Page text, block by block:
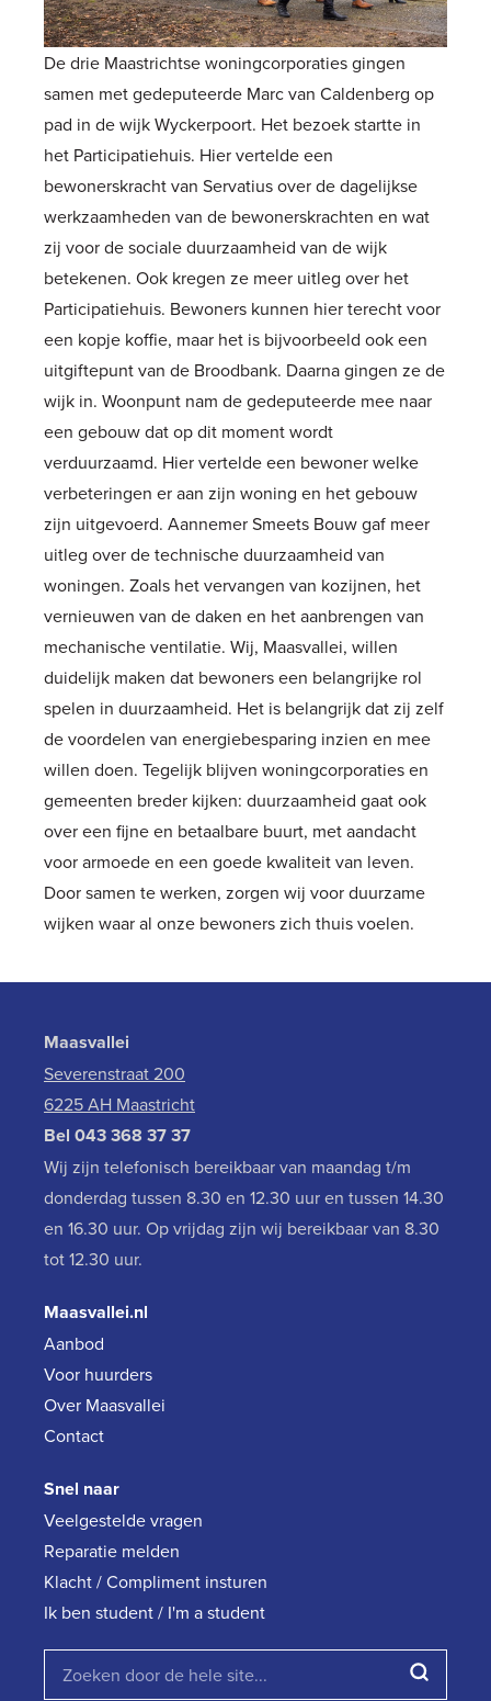
De drie Maastrichtse woningcorporaties gingen
samen met gedeputeerde Marc van Caldenberg op
pad in de wijk Wyckerpoort. Het bezoek startte in
het Participatiehuis. Hier vertelde een
bewonerskracht van Servatius over de dagelijkse
werkzaamheden van de bewonerskrachten en wat
zij voor de sociale duurzaamheid van de wijk
betekenen. Ook kregen ze meer uitleg over het
Participatiehuis. Bewoners kunnen hier terecht voor
een kopje koffie, maar het is bijvoorbeeld ook een
uitgiftepunt van de Broodbank. Daarna gingen ze de
wijk in. Woonpunt nam de gedeputeerde mee naar
een gebouw dat op dit moment wordt
verduurzaamd. Hier vertelde een bewoner welke
verbeteringen er aan zijn woning en het gebouw
zijn uitgevoerd. Aannemer Smeets Bouw gaf meer
uitleg over de technische duurzaamheid van
woningen. Zoals het vervangen van kozijnen, het
vernieuwen van de daken en het aanbrengen van
mechanische ventilatie. Wij, Maasvallei, willen
duidelijk maken dat bewoners een belangrijke rol
spelen in duurzaamheid. Het is belangrijk dat zij zelf
de voordelen van energiebesparing inzien en mee
willen doen. Tegelijk blijven woningcorporaties en
gemeenten breder kijken: duurzaamheid gaat ook
over een fijne en betaalbare buurt, met aandacht
voor armoede en een goede kwaliteit van leven.
Door samen te werken, zorgen wij voor duurzame
wijken waar al onze bewoners zich thuis voelen.
Maasvallei
Severenstraat 200
6225 AH Maastricht
Bel 043 368 37 37
Wij zijn telefonisch bereikbaar van maandag t/m
donderdag tussen 8.30 en 12.30 uur en tussen 14.30
en 16.30 uur. Op vrijdag zijn wij bereikbaar van 8.30
tot 12.30 uur.
Maasvallei.nl
Aanbod
Voor huurders
Over Maasvallei
Contact
Snel naar
Veelgestelde vragen
Reparatie melden
Klacht / Compliment insturen
Ik ben student / I'm a student